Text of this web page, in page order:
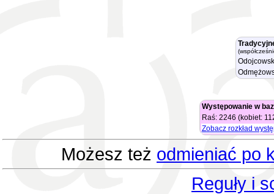
Występowanie w
Raś: 2246 (kobiet:
Zobacz rozkład
Możesz też odmieniać po
Reguły i